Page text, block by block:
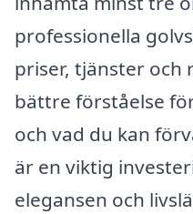
professionella
priser, tjänster och
bättre förståelse
och vad du kan
är en viktig
elegansen och